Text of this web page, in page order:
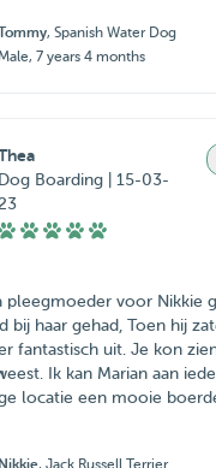
, Spanish Water Dog
7 years 4 months
Dog Boarding | 15-03-
pleegmoeder voor Nikkie
bij haar gehad, Toen hij
fantastisch uit. Je kon
Ik kan Marian aan
locatie een mooie
Nikkie, Jack Russell Terrier